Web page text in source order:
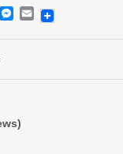
Messenger
Email